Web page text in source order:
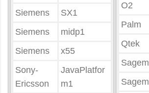
Siemens
SX1
Siemens
midp1
Siemens
x55
Sony-
Ericsson
JavaPlatfor
m1
O2
Palm
Qtek
Sagem
Sagem